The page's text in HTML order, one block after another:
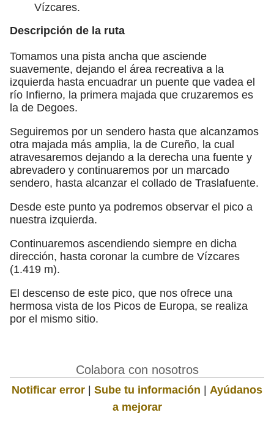
Vízcares.
Descripción de la ruta
Tomamos una pista ancha que asciende
suavemente, dejando el área recreativa a la
izquierda hasta encuadrar un puente que vadea el
río Infierno, la primera majada que cruzaremos es
la de Degoes.
Seguiremos por un sendero hasta que alcanzamos
otra majada más amplia, la de Cureño, la cual
atravesaremos dejando a la derecha una fuente y
abrevadero y continuaremos por un marcado
sendero, hasta alcanzar el collado de Traslafuente.
Desde este punto ya podremos observar el pico a
nuestra izquierda.
Continuaremos ascendiendo siempre en dicha
dirección, hasta coronar la cumbre de Vízcares
(1.419 m).
El descenso de este pico, que nos ofrece una
hermosa vista de los Picos de Europa, se realiza
por el mismo sitio.
Colabora con nosotros
Notificar error | Sube tu información | Ayúdanos
a mejorar